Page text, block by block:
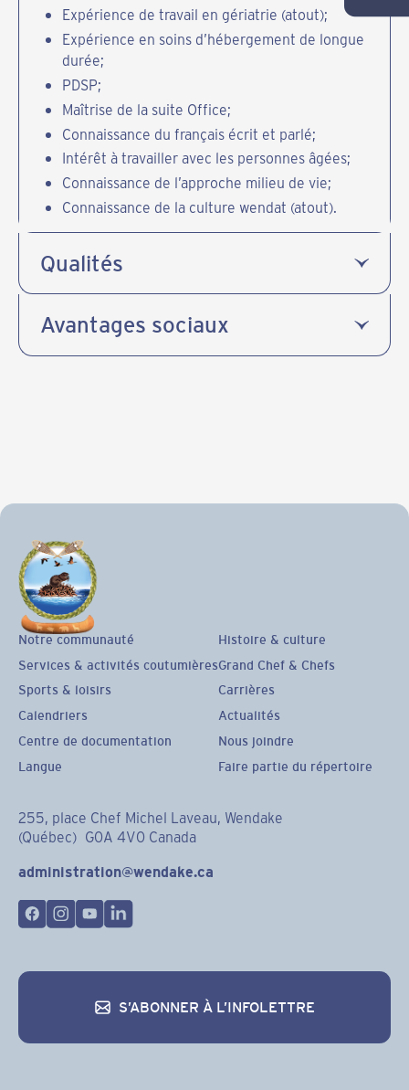
Expérience de travail en gériatrie (atout);
Expérience en soins d’hébergement de longue
durée;
PDSP;
Maîtrise de la suite Office;
Connaissance du français écrit et parlé;
Intérêt à travailler avec les personnes âgées;
Connaissance de l’approche milieu de vie;
Connaissance de la culture wendat (atout).
Qualités
Avantages sociaux
255, place Chef Michel Laveau, Wendake
(Québec) G0A 4V0 Canada
administration@wendake.ca
Notre communauté
Services & activités coutumières
Sports & loisirs
Calendriers
Centre de documentation
Langue
Histoire & culture
Grand Chef & Chefs
Carrières
Actualités
Nous joindre
Faire partie du répertoire
S’ABONNER À L’INFOLETTRE
S’abonner à l’infolettre